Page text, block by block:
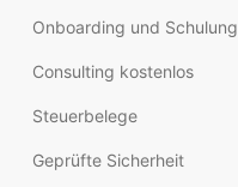
Onboarding und Schulung
Consulting kostenlos
Steuerbelege
Geprüfte Sicherheit